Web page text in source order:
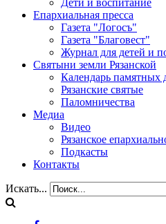
Дети и воспитание
Епархиальная пресса
Газета "Логосъ"
Газета "Благовест"
Журнал для детей и
Святыни земли Рязанской
Календарь памятных
Рязанские святые
Паломничества
Медиа
Видео
Рязанское
Подкасты
Контакты
Искать...